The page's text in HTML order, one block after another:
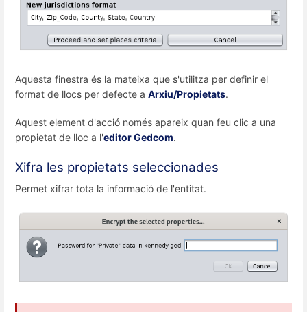
Aquesta finestra és la mateixa que s'utilitza per definir el
format de llocs per defecte a Arxiu/Propietats.
Aquest element d'acció només apareix quan feu clic a una
propietat de lloc a l'editor Gedcom.
Xifra les propietats seleccionades
Permet xifrar tota la informació de l'entitat.